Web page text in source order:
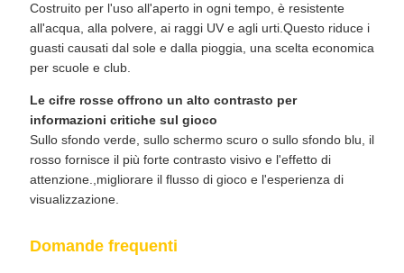
Costruito per l'uso all'aperto in ogni tempo, è resistente
all'acqua, alla polvere, ai raggi UV e agli urti.Questo riduce i
guasti causati dal sole e dalla pioggia, una scelta economica
per scuole e club.
Le cifre rosse offrono un alto contrasto per
informazioni critiche sul gioco
Sullo sfondo verde, sullo schermo scuro o sullo sfondo blu, il
rosso fornisce il più forte contrasto visivo e l'effetto di
attenzione.,migliorare il flusso di gioco e l'esperienza di
visualizzazione.
Domande frequenti